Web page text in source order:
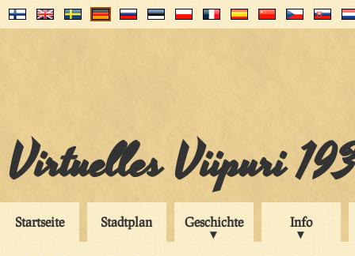
Virtuelles Viipuri
Startseite Stadtplan Geschichte Info